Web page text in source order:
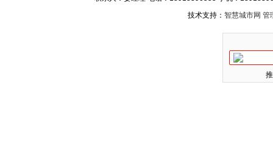
技术支持： 智慧城市网 管